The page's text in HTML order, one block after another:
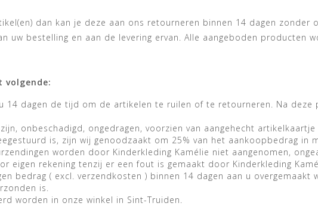
dan kan je deze aan ons retourneren binnen 14 dagen zonder
uw bestelling en aan de levering ervan. Alle aangeboden producten
volgende:
14 dagen de tijd om de artikelen te ruilen of te retourneren. Na
onbeschadigd, ongedragen, voorzien van aangehecht
is, zijn wij genoodzaakt om 25% van het aankoopbedrag
worden door Kinderkleding Kamélie niet aangenomen,
eigen rekening tenzij er een fout is gemaakt door Kinderkleding
bedrag ( excl. verzendkosten ) binnen 14 dagen aan u
is.
worden in onze winkel in Sint-Truiden.